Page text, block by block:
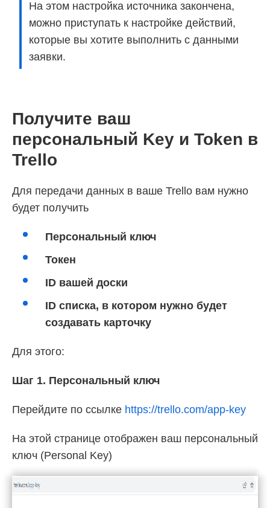
На этом настройка источника закончена,
можно приступать к настройке действий,
которые вы хотите выполнить с данными
заявки.
Получите ваш
персональный Key и Token в
Trello
Для передачи данных в ваше Trello вам нужно
будет получить
Персональный ключ
Токен
ID вашей доски
ID списка, в котором нужно будет
создавать карточку
Для этого:
Шаг 1. Персональный ключ
Перейдите по ссылке https://trello.com/app-key
На этой странице отображен ваш персональный
ключ (Personal Key)